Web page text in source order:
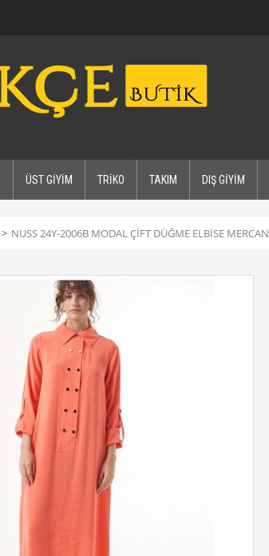
ÜST GİYİM TRİKO TAKIM DIŞ GİYİM
> NUSS 24Y-2006B MODAL ÇIFT DÜĞME ELBISE MERCAN